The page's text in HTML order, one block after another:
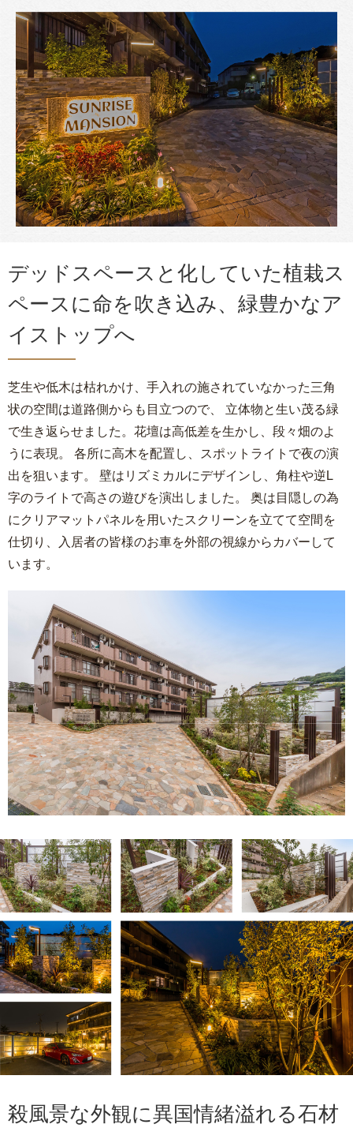
デッドスペースと化していた植栽ス
ペースに命を吹き込み、緑豊かなア
イストップへ
芝生や低木は枯れかけ、手入れの施されていなかった三角
状の空間は道路側からも目立つので、 立体物と生い茂る緑
で生き返らせました。花壇は高低差を生かし、段々畑のよ
うに表現。 各所に高木を配置し、スポットライトで夜の演
出を狙います。 壁はリズミカルにデザインし、角柱や逆L
字のライトで高さの遊びを演出しました。 奥は目隠しの為
にクリアマットパネルを用いたスクリーンを立てて空間を
仕切り、入居者の皆様のお車を外部の視線からカバーして
います。
殺風景な外観に異国情緒溢れる石材